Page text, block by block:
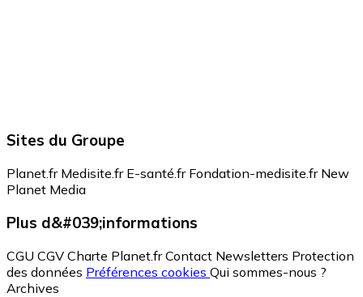
Sites du Groupe
Planet.fr Medisite.fr E-santé.fr Fondation-medisite.fr New
Planet Media
Plus d&#039;informations
CGU CGV Charte Planet.fr Contact Newsletters Protection
des données Préférences cookies Qui sommes-nous ?
Archives